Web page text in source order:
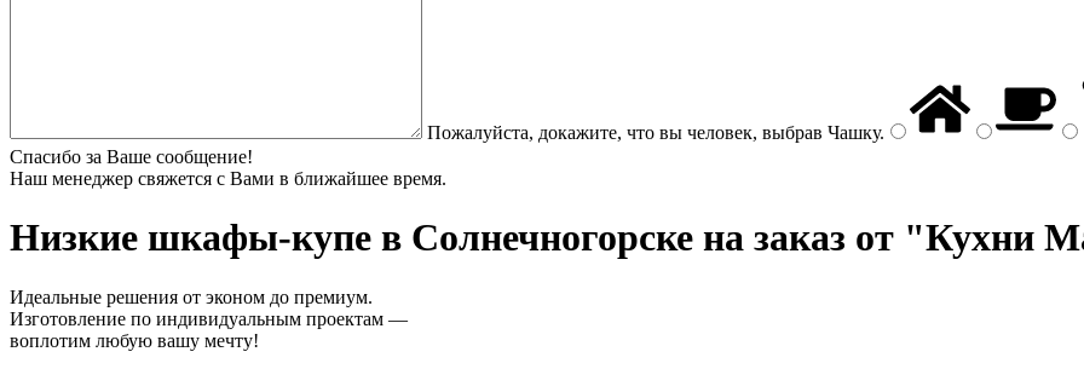
Пожалуйста, докажите, что вы человек, выбрав Чашку.
Спасибо за Ваше сообщение!
Наш менеджер свяжется с Вами в ближайшее время.
Низкие шкафы-купе в Солнечногорске на заказ от "Кухни
Идеальные решения от эконом до премиум.
Изготовление по индивидуальным проектам —
воплотим любую вашу мечту!